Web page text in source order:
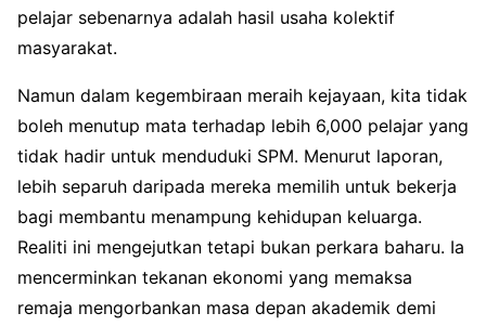
pelajar sebenarnya adalah hasil usaha kolektif
masyarakat.
Namun dalam kegembiraan meraih kejayaan, kita tidak
boleh menutup mata terhadap lebih 6,000 pelajar yang
tidak hadir untuk menduduki SPM. Menurut laporan,
lebih separuh daripada mereka memilih untuk bekerja
bagi membantu menampung kehidupan keluarga.
Realiti ini mengejutkan tetapi bukan perkara baharu. Ia
mencerminkan tekanan ekonomi yang memaksa
remaja mengorbankan masa depan akademik demi